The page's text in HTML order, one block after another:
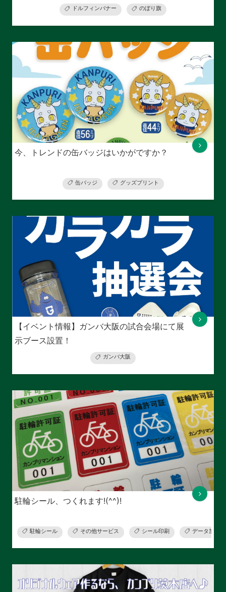
ドルフィンバナー のぼり旗
今、トレンドの缶バッジはいかがですか？
缶バッジ グッズプリント
【イベント情報】ガンバ大阪の試合会場にて展
示ブース設置！
ガンバ大阪
駐輪シール、つくれます!(^^)!
駐輪シール その他サービス シール印刷 データ加工